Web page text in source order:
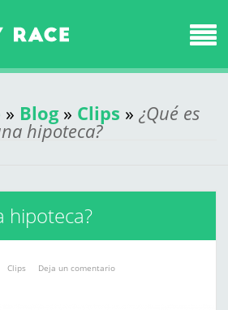
» Blog» Clips » ¿Qué es
hipoteca?
hipoteca?
Clips Deja un comentario